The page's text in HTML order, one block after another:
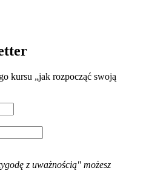
kursu „jak rozpocząć swoją
z uważnością" możesz